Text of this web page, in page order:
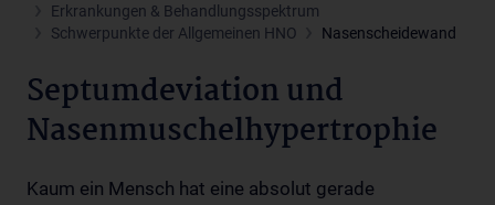
Erkrankungen & Behandlungsspektrum
Schwerpunkte der Allgemeinen HNO
Nasenscheidewand
Septumdeviation und
Nasenmuschelhypertrophie
Kaum ein Mensch hat eine absolut gerade